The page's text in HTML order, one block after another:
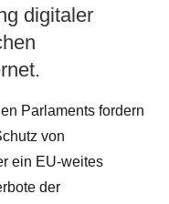
digitaler
Parlaments fordern
von
ein EU-weites
der